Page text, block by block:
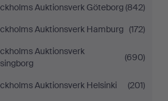
Auktionsverk Göteborg(842)
Auktionsverk Hamburg (172)
Auktionsverk
(690)
Auktionsverk Helsinki
(201)